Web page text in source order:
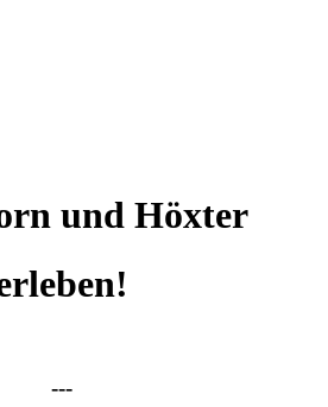
und Höxter
---